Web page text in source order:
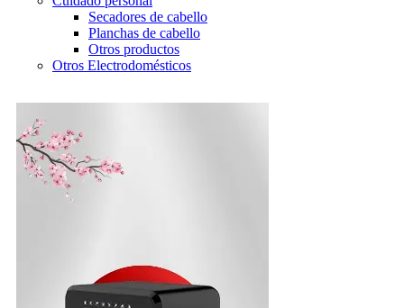
Secadores de cabello
Planchas de cabello
Otros productos
Otros Electrodomésticos